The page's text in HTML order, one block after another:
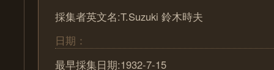
採集者英文名:T.Suzuki 鈴木時夫
日期：
最早採集日期:1932-7-15